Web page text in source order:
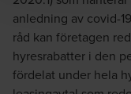
anledning av covid-
råd kan företagen
hyresrabatter i den
fördelat under hela